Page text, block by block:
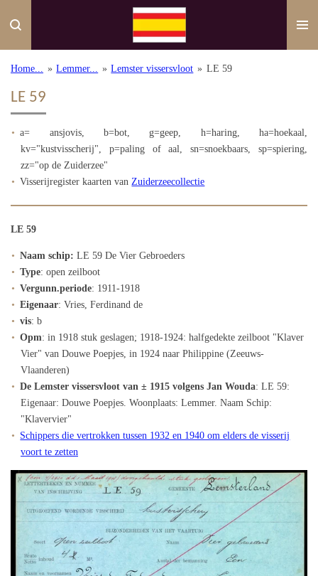
direct
de
Home... » Lemmer... » Lemster vissersvloot » LE 59
LE 59
a= ansjovis, b=bot, g=geep, h=haring, ha=hoekaal,
kv="kustvisscherij", p=paling of aal, sn=snoekbaars, sp=spiering,
zz="op de Zuiderzee"
Visserijregister kaarten van Zuiderzeecollectie
LE 59
Naam schip: LE 59 De Vier Gebroeders
Type: open zeilboot
Vergunn.periode: 1911-1918
Eigenaar: Vries, Ferdinand de
vis: b
Opm: in 1918 stuk geslagen; 1918-1924: halfgedekte zeilboot "Klaver
Vier" van Douwe Poepjes, in 1924 naar Philippine (Zeeuws-
Vlaanderen)
De Lemster vissersvloot van ± 1915 volgens Jan Wouda: LE 59:
Eigenaar: Douwe Poepjes. Woonplaats: Lemmer. Naam Schip:
"Klavervier"
Schippers die vertrokken tussen 1932 en 1940 om elders de visserij
voort te zetten